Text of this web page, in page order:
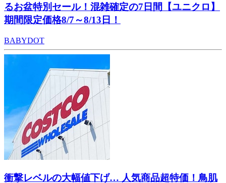
るお盆特別セール！混雑確定の7日間【ユニクロ】
期間限定価格8/7～8/13日！
BABYDOT
衝撃レベルの大幅値下げ… 人気商品超特価！鳥肌